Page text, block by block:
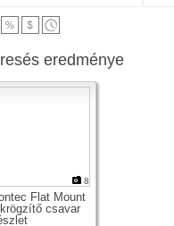
eredménye
8
Flat Mount
csavar